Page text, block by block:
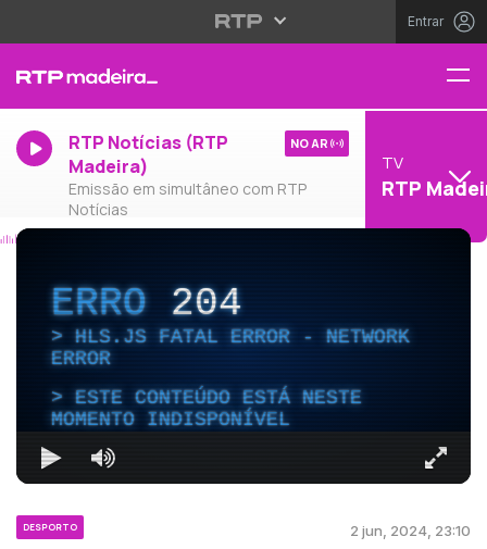
Entrar
RTP Notícias (RTP
Madeira)
Emissão em simultâneo com RTP
Notícias
NO AR
TV
RTP
ERRO204
HLS.JS FATAL ERROR - NETWORK
ERROR
ESTE CONTEÚDO ESTÁ NESTE
MOMENTO INDISPONÍVEL
DESPORTO 2 jun, 2024, 23:10